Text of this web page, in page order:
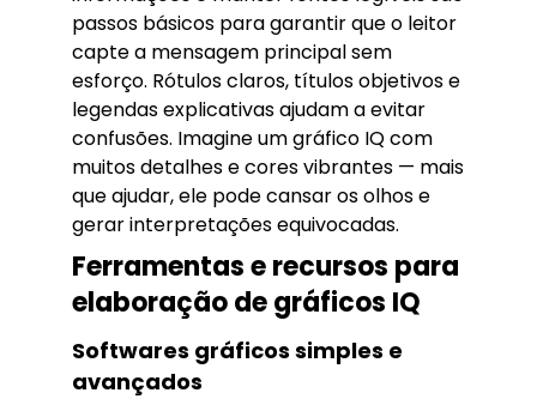
passos básicos para garantir que o leitor
capte a mensagem principal sem
esforço. Rótulos claros, títulos objetivos e
legendas explicativas ajudam a evitar
confusões. Imagine um gráfico IQ com
muitos detalhes e cores vibrantes — mais
que ajudar, ele pode cansar os olhos e
gerar interpretações equivocadas.
Ferramentas e recursos para
elaboração de gráficos IQ
Softwares gráficos simples e
avançados